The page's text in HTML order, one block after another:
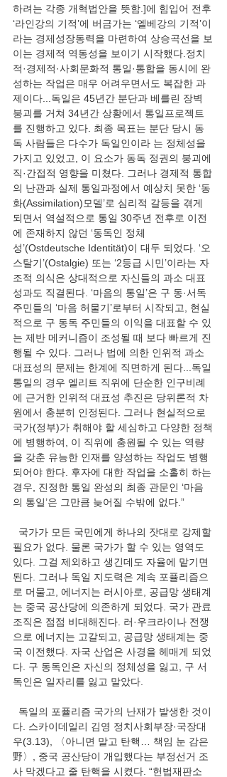
하려는 각종 개혁법안을 뜻함.]에 힘입어 전후
‘라인강의 기적’에 버금가는 ‘엘베강의 기적’이
라는 경제성장동력을 마련하여 상승곡선을 보
이는 경제적 역동성을 보이기 시작했다.정치
적·경제적·사회문화적 통일·통합을 동시에 완
성하는 작업은 매우 어려우면서도 복잡한 과
제이다...독일은 45년간 분단과 베를린 장벽
붕괴를 거쳐 34년간 상황에서 통일프로젝트
를 진행하고 있다. 최종 목표는 분단 당시 동
독 사람들은 다수가 독일인이라 는 정체성을
가지고 있었고, 이 요소가 동독 정권의 붕괴에
직·간접적 영향을 미쳤다. 그러나 경제적 통합
의 난관과 실제 통일과정에서 예상치 못한 ‘동
화(Assimilation)모델’로 심리적 갈등을 겪게
되면서 역설적으로 통일 30주년 전후로 이전
에 존재하지 않던 ‘동독인 정체
성’(Ostdeutsche Identität)이 대두 되었다. ‘오
스탈기’(Ostalgie) 또는 ‘2등급 시민’이라는 자
조적 의식은 상대적으로 자신들의 과소 대표
성과도 직결된다. ‘마음의 통일’은 구 동·서독
주민들의 ‘마음 허물기’로부터 시작되고, 현실
적으로 구 동독 주민들의 이익을 대표할 수 있
는 제반 메커니즘이 조성될 때 보다 빠르게 진
행될 수 있다. 그러나 법에 의한 인위적 과소
대표성의 문제는 한계에 직면하게 된다...독일
통일의 경우 엘리트 직위에 단순한 인구비례
에 근거한 인위적 대표성 추진은 당위론적 차
원에서 충분히 인정된다. 그러나 현실적으로
국가(정부)가 취해야 할 세심하고 다양한 정책
에 병행하여, 이 직위에 충원될 수 있는 역량
을 갖춘 유능한 인재를 양성하는 작업도 병행
되어야 한다. 후자에 대한 작업을 소홀히 하는
경우, 진정한 통일 완성의 최종 관문인 ‘마음
의 통일’은 그만큼 늦어질 수밖에 없다.”
국가가 모든 국민에게 하나의 잣대로 강제할
필요가 없다. 물론 국가가 할 수 있는 영역도
있다. 그걸 제외하고 생긴데도 자율에 맡기면
된다. 그러나 독일 지도력은 계속 포퓰리즘으
로 머물고, 에너지는 러시아로, 공급망 생태계
는 중국 공산당에 의존하게 되었다. 국가 관료
조직은 점점 비대해진다. 러·우크라이나 전쟁
으로 에너지는 고갈되고, 공급망 생태계는 중
국 이전했다. 자국 산업은 사경을 헤매게 되었
다. 구 동독인은 자신의 정체성을 잃고, 구 서
독인은 일자리를 잃고 말았다.
독일의 포퓰리즘 국가의 난재가 발생한 것이
다. 스카이데일리 김영 정치사회부장·국장대
우(3.13), 〈아니면 말고 탄핵… 책임 눈 감은
野〉, 중국 공산당이 개입했다는 부정선거 조
사 막겠다고 줄 탄핵을 시켰다. “헌법재판소